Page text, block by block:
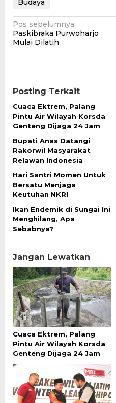
Budaya
Navigasi
pos
Pos sebelumnya
Paskibraka Purwoharjo
Mulai Dilatih
Posting Terkait
Cuaca Ektrem, Palang
Pintu Air Wilayah Korsda
Genteng Dijaga 24 Jam
Bupati Anas Datangi
Rakorwil Masyarakat
Relawan Indonesia
Hari Santri Momen Untuk
Bersatu Menjaga
Keutuhan NKRI
Ikan Endemik di Sungai Ini
Menghilang, Apa
Sebabnya?
Jangan Lewatkan
Cuaca Ektrem, Palang
Pintu Air Wilayah Korsda
Genteng Dijaga 24 Jam